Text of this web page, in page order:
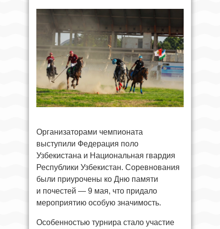
Организаторами чемпионата
выступили Федерация поло
Узбекистана и Национальная гвардия
Республики Узбекистан. Соревнования
были приурочены ко Дню памяти
и почестей — 9 мая, что придало
мероприятию особую значимость.
Особенностью турнира стало участие